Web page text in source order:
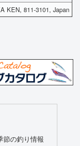
KEN, 811-3101, Japan
節の釣り情報